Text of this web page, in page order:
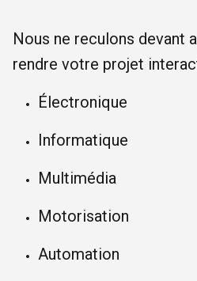
Nous ne reculons devant
rendre votre projet
Électronique
Informatique
Multimédia
Motorisation
Automation